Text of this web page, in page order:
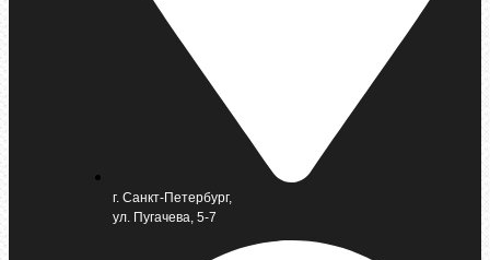
г. Санкт-Петербург,
ул. Пугачева, 5-7